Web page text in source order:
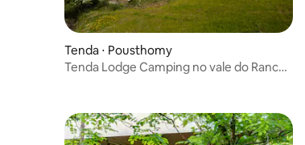
Tenda ⋅ Pousthomy
Tenda Lodge Camping no vale do Rance